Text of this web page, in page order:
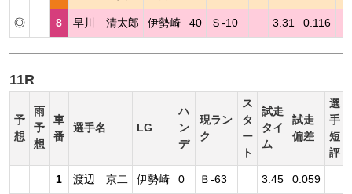
◎ 8 早川 清太郎 伊勢崎 40 Ｓ-10 3.31 0.116
11R
予
想
雨
予
想
車
番
選手名 LG
ハ
ン
デ
現ラン
ク
ス
タ
ー
ト
試走
タイ
ム
試走
偏差
選
手
短
評
1 渡辺 京二 伊勢崎 0 Ｂ-63 3.45 0.059